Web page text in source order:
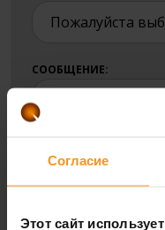
Согласие
Этот сайт
СООБЩЕНИЕ:
Прочитал и